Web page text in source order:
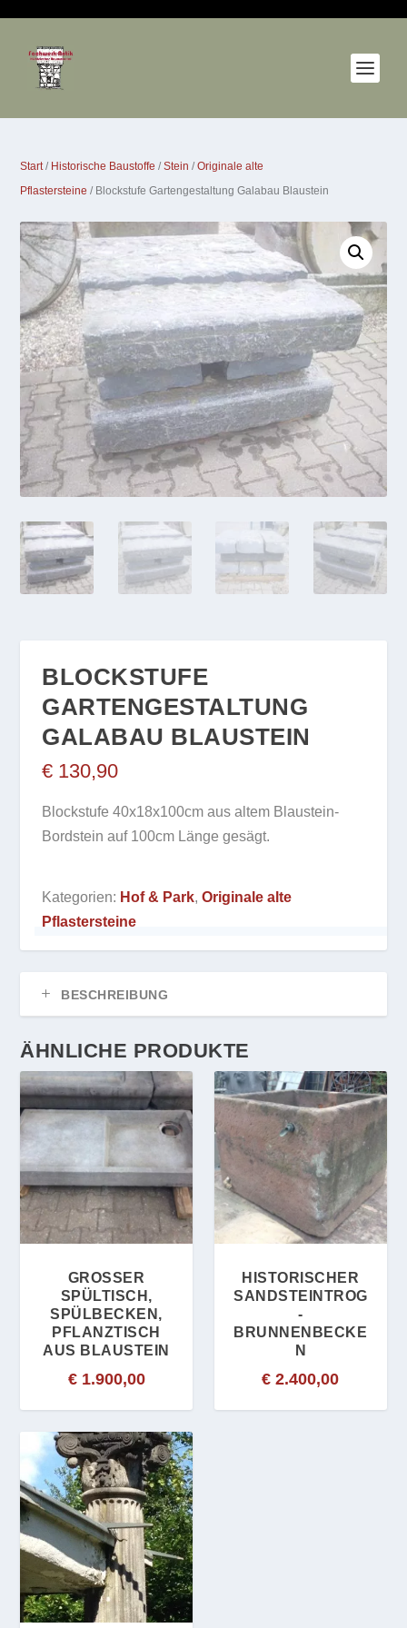
Start/ Historische Baustoffe /Stein /Originale alte
Pflastersteine / Blockstufe Gartengestaltung Galabau Blaustein
BLOCKSTUFE
GARTENGESTALTUNG
GALABAU BLAUSTEIN
€ 130,90
Blockstufe 40x18x100cm aus altem Blaustein-
Bordstein auf 100cm Länge gesägt.
Kategorien: Hof & Park,Originale alte
Pflastersteine
BESCHREIBUNG
ÄHNLICHE PRODUKTE
GROSSER S
PÜLTISCH, S
PÜLBECKEN, P
FLANZTISCH A
US BLAUSTEIN
€1.900,00
HISTORISCHER
SANDSTEINTROG
-
BRUNNENBECKE
N
€ 2.400,00